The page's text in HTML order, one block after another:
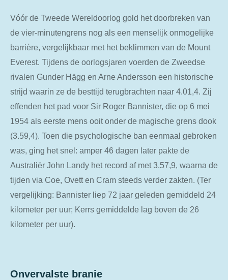
Vóór de Tweede Wereldoorlog gold het doorbreken van
de vier-minutengrens nog als een menselijk onmogelijke
barrière, vergelijkbaar met het beklimmen van de Mount
Everest. Tijdens de oorlogsjaren voerden de Zweedse
rivalen Gunder Hägg en Arne Andersson een historische
strijd waarin ze de besttijd terugbrachten naar 4.01,4. Zij
effenden het pad voor Sir Roger Bannister, die op 6 mei
1954 als eerste mens ooit onder de magische grens dook
(3.59,4). Toen die psychologische ban eenmaal gebroken
was, ging het snel: amper 46 dagen later pakte de
Australiër John Landy het record af met 3.57,9, waarna de
tijden via Coe, Ovett en Cram steeds verder zakten. (Ter
vergelijking: Bannister liep 72 jaar geleden gemiddeld 24
kilometer per uur; Kerrs gemiddelde lag boven de 26
kilometer per uur).
Onvervalste branie